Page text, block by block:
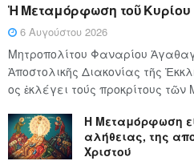
Ἡ Μεταμόρφωση τοῦ Κυρίου
6 Αυγούστου 2026
Μητροπολίτου Φαναρίου
Ἀποστολικῆς Διακονίας τῆς
ος ἐκλέγει τούς προ­κρί­τους
Η Μεταμόρφωση
αλήθειας, της
Χριστού